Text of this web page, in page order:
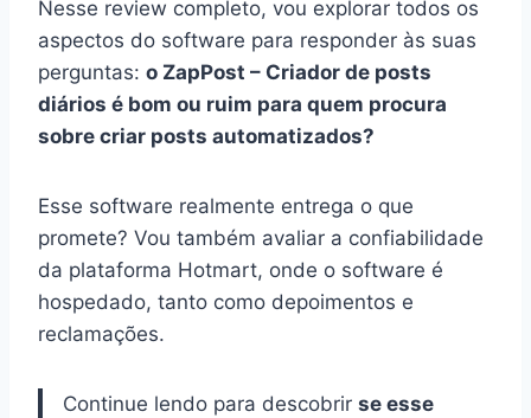
Nesse review completo, vou explorar todos os
aspectos do software para responder às suas
perguntas: o ZapPost – Criador de posts
diários é bom ou ruim para quem procura
sobre criar posts automatizados?
Esse software realmente entrega o que
promete? Vou também avaliar a confiabilidade
da plataforma Hotmart, onde o software é
hospedado, tanto como depoimentos e
reclamações.
Continue lendo para descobrir se esse